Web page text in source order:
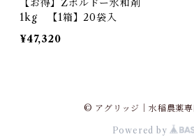
【お得】Zボルドー水和剤
1kg 【1箱】20袋入
¥47,320
© アグリッジ｜水稲農薬専
Powered by